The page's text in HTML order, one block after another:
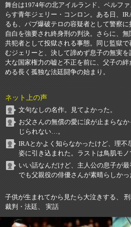
舞台は1974年の北アイルランド、ベルフ
らす青年ジェリー・コンロン。ある日、
るも、パブ爆破テロの容疑者として警察に
自白を強要され終身刑の判決。さらに、
共犯者として投獄される事態。同じ監獄
むジェリーと、決して諦めず息子の無実
大な国家権力の嘘と不正を前に、父子の
める長く孤独な法廷闘争の始まり。
ネット上の声
文句なしの名作。見てよかった。
お父さんの無償の愛に涙が止まらな
じられない…。
IRAとかよく知らなかったけど、理不
姿に引き込まれた。ラストは鳥肌モノ
いい話なんだけど、主人公の息子が
でも父親役の俳優さんが素晴らしかっ
子供が生まれてから見たら大泣きする、
裁判・法廷、 実話